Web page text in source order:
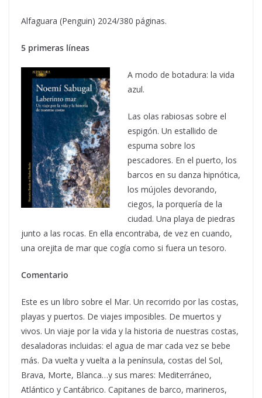
Alfaguara (Penguin) 2024/380 páginas.
5 primeras líneas
A modo de botadura: la vida
azul.
Las olas rabiosas sobre el
espigón. Un estallido de
espuma sobre los
pescadores. En el puerto, los
barcos en su danza hipnótica,
los mújoles devorando,
ciegos, la porquería de la
ciudad. Una playa de piedras
junto a las rocas. En ella encontraba, de vez en cuando,
una orejita de mar que cogía como si fuera un tesoro.
Comentario
Este es un libro sobre el Mar. Un recorrido por las costas,
playas y puertos. De viajes imposibles. De muertos y
vivos. Un viaje por la vida y la historia de nuestras costas,
desaladoras incluidas: el agua de mar cada vez se bebe
más. Da vuelta y vuelta a la península, costas del Sol,
Brava, Morte, Blanca…y sus mares: Mediterráneo,
Atlántico y Cantábrico. Capitanes de barco, marineros,